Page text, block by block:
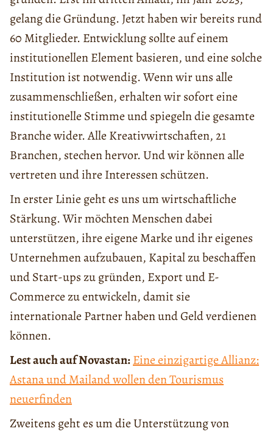
gelang die Gründung. Jetzt haben wir bereits rund
60 Mitglieder. Entwicklung sollte auf einem
institutionellen Element basieren, und eine solche
Institution ist notwendig. Wenn wir uns alle
zusammenschließen, erhalten wir sofort eine
institutionelle Stimme und spiegeln die gesamte
Branche wider. Alle Kreativwirtschaften, 21
Branchen, stechen hervor. Und wir können alle
vertreten und ihre Interessen schützen.
In erster Linie geht es uns um wirtschaftliche
Stärkung. Wir möchten Menschen dabei
unterstützen, ihre eigene Marke und ihr eigenes
Unternehmen aufzubauen, Kapital zu beschaffen
und Start-ups zu gründen, Export und E-
Commerce zu entwickeln, damit sie
internationale Partner haben und Geld verdienen
können.
Lest auch auf Novastan:Eine einzigartige Allianz:
Astana und Mailand wollen den Tourismus
neuerfinden
Zweitens geht es um die Unterstützung von